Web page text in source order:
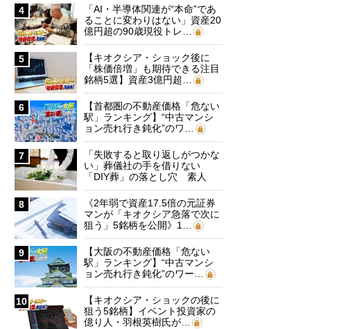
4
「AI・半導体関連が“本命”であ
ることに変わりはない」資産20
億円超の90歳現役トレ…
5
【キオクシア・ショック後に
「株価倍増」も期待できる注目
銘柄5選】資産3億円超…
6
【首都圏の不動産価格「危ない
駅」ランキング】“中古マンシ
ョン売れ行き鈍化”のワ…
7
「失敗すると取り返しがつかな
い」葬儀社の手を借りない
「DIY葬」の落とし穴 素人
に…
8
《2年弱で資産17.5倍の元証券
マンが「キオクシア急落で次に
狙う」5銘柄を公開》1…
9
【大阪の不動産価格「危ない
駅」ランキング】“中古マンシ
ョン売れ行き鈍化”のワー…
10
【キオクシア・ショックの後に
狙う5銘柄】イベント投資家の
億り人・羽根英樹氏が…